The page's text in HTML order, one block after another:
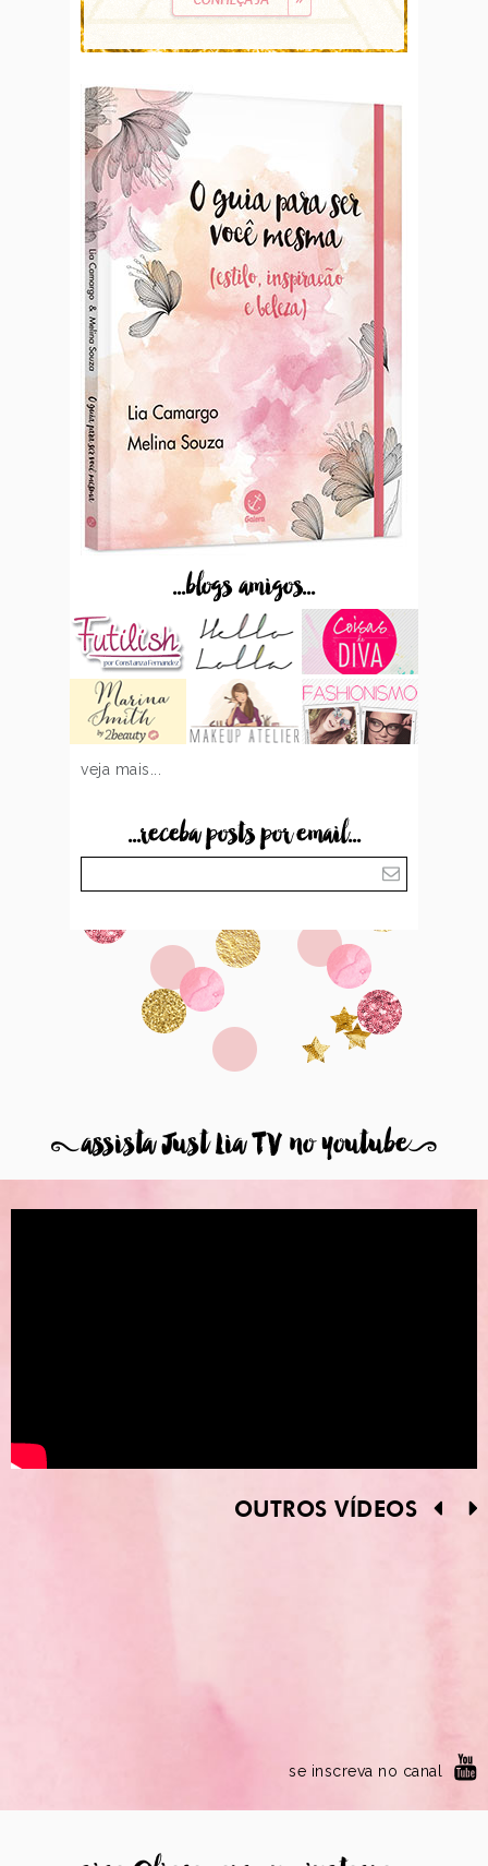
...blogs amigos...
veja mais...
...receba posts por email...
8assista Just Lia TV no youtube9
OUTROS VÍDEOS
se inscreva no canal